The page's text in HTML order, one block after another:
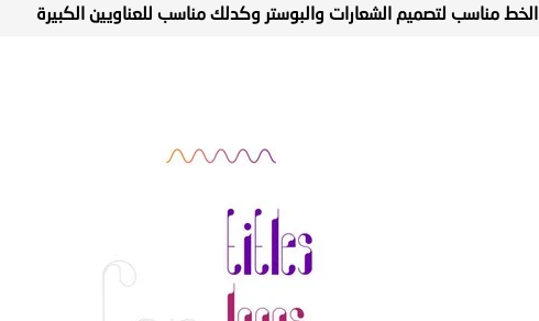
الخط مناسب لتصميم الشعارات والبوستر وكدلك مناسب للعناويين الكبيرة